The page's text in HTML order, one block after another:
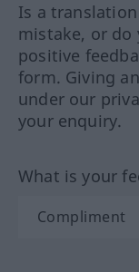
Is a
mistake, or do
positive
form. Giving
under our
your enquiry.
What is your